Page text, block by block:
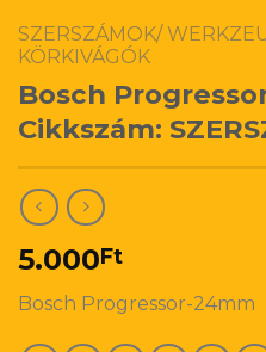
SZERSZÁMOK/
KÖRKIVÁGÓK
Bosch
Cikkszám:
5.000Ft
Bosch Progressor-24mm